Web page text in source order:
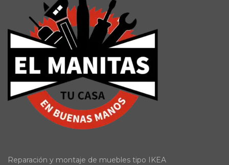
Reparación y montaje de muebles tipo IKEA